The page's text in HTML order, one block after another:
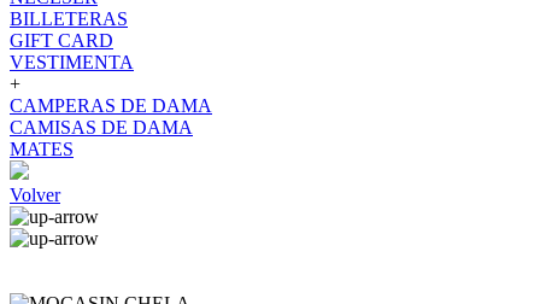
BILLETERAS
GIFT CARD
VESTIMENTA
+
CAMPERAS DE DAMA
CAMISAS DE DAMA
MATES
Volver